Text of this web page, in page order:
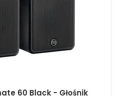
60 Black - Głośnik